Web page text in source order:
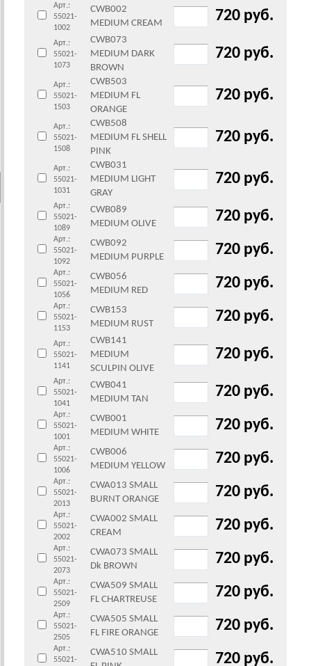
Арт.:
55021-
1002
CWB002
MEDIUM CREAM
720 руб.
Арт.:
55021-
1073
CWB073
MEDIUM DARK
BROWN
720 руб.
Арт.:
55021-
1503
CWB503
MEDIUM FL
ORANGE
720 руб.
Арт.:
55021-
1508
CWB508
MEDIUM FL SHELL
PINK
720 руб.
Арт.:
55021-
1031
CWB031
MEDIUM LIGHT
GRAY
720 руб.
Арт.:
55021-
1089
CWB089
MEDIUM OLIVE
720 руб.
Арт.:
55021-
1092
CWB092
MEDIUM PURPLE
720 руб.
Арт.:
55021-
1056
CWB056
MEDIUM RED
720 руб.
Арт.:
55021-
1153
CWB153
MEDIUM RUST
720 руб.
Арт.:
55021-
1141
CWB141
MEDIUM
SCULPIN OLIVE
720 руб.
Арт.:
55021-
1041
CWB041
MEDIUM TAN
720 руб.
Арт.:
55021-
1001
CWB001
MEDIUM WHITE
720 руб.
Арт.:
55021-
1006
CWB006
MEDIUM YELLOW
720 руб.
Арт.:
55021-
2013
CWA013 SMALL
BURNT ORANGE
720 руб.
Арт.:
55021-
2002
CWA002 SMALL
CREAM
720 руб.
Арт.:
55021-
2073
CWA073 SMALL
Dk BROWN
720 руб.
Арт.:
55021-
2509
CWA509 SMALL
FL CHARTREUSE
720 руб.
Арт.:
55021-
2505
CWA505 SMALL
FL FIRE ORANGE
720 руб.
Арт.:
55021-
CWA510 SMALL
720 руб.